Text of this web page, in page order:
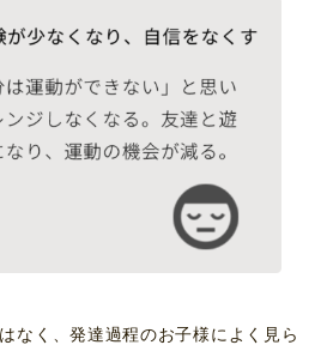
なく、発達過程のお子様によく見ら